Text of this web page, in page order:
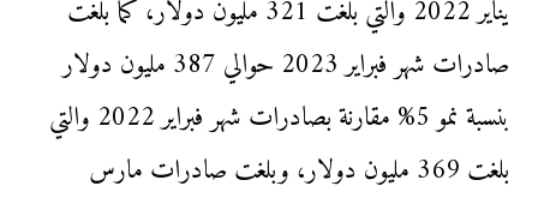
يناير 2022 والتي بلغت 321 مليون دولار، كما بلغت
صادرات شهر فبراير 2023 حوالي 387 مليون دولار
بنسبة نمو 5% مقارنة بصادرات شهر فبراير 2022 والتي
بلغت 369 مليون دولار، وبلغت صادرات مارس